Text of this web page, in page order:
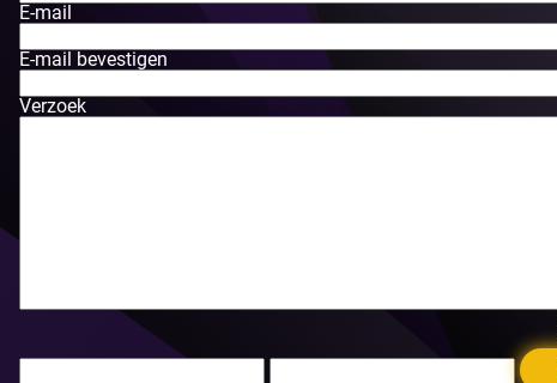
E-mail
E-mail bevestigen
Verzoek